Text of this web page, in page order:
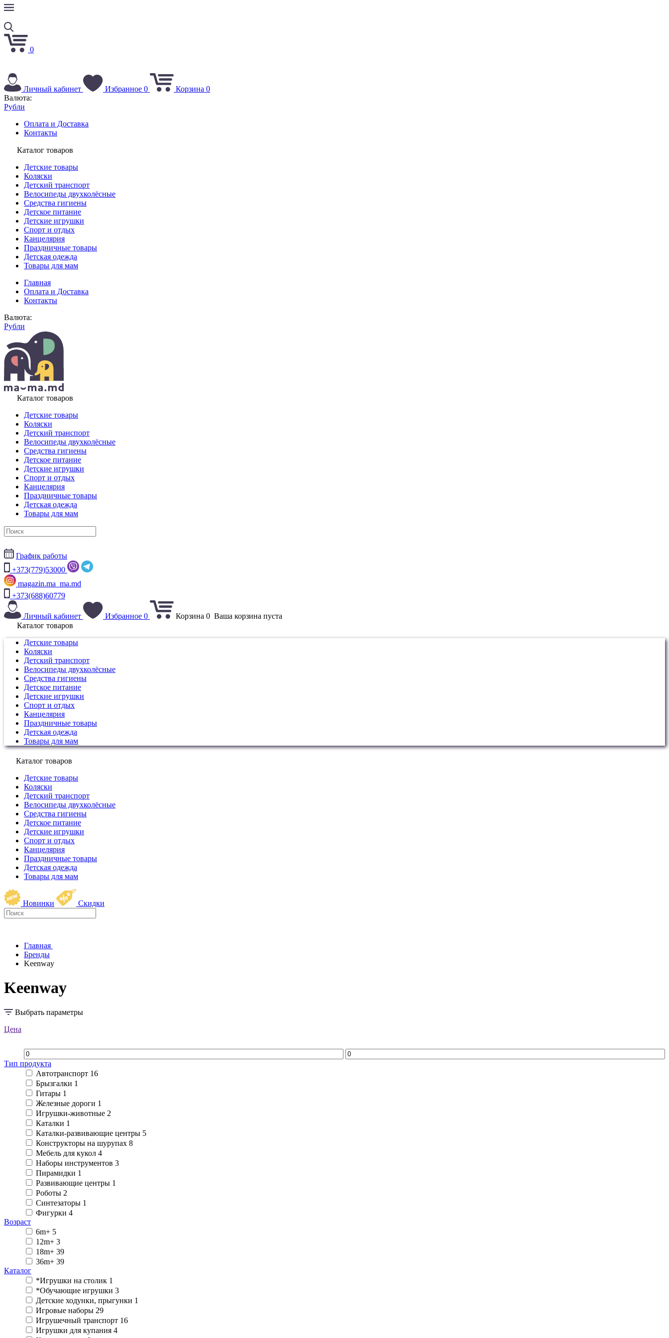
0
Личный кабинет Избранное 0 Корзина 0
Валюта:
Рубли
Оплата и Доставка
Контакты
Каталог товаров
Детские товары
Коляски
Детский транспорт
Велосипеды двухколёсные
Средства гигиены
Детское питание
Детские игрушки
Спорт и отдых
Канцелярия
Праздничные товары
Детская одежда
Товары для мам
Главная
Оплата и Доставка
Контакты
Валюта:
Рубли
Каталог товаров
Детские товары
Коляски
Детский транспорт
Велосипеды двухколёсные
Средства гигиены
Детское питание
Детские игрушки
Спорт и отдых
Канцелярия
Праздничные товары
Детская одежда
Товары для мам
График работы
+373(779)53000
magazin.ma_ma.md
+373(688)60779
Личный кабинет Избранное 0 Корзина 0 Ваша корзина пуста
Каталог товаров
Детские товары
Коляски
Детский транспорт
Велосипеды двухколёсные
Средства гигиены
Детское питание
Детские игрушки
Спорт и отдых
Канцелярия
Праздничные товары
Детская одежда
Товары для мам
Каталог товаров
Детские товары
Коляски
Детский транспорт
Велосипеды двухколёсные
Средства гигиены
Детское питание
Детские игрушки
Спорт и отдых
Канцелярия
Праздничные товары
Детская одежда
Товары для мам
Новинки Скидки
Главная
Бренды
Keenway
Keenway
Выбрать параметры
Цена
Тип продукта
Автотранспорт 16
Брызгалки 1
Гитары 1
Железные дороги 1
Игрушки-животные 2
Каталки 1
Каталки-развивающие центры 5
Конструкторы на шурупах 8
Мебель для кукол 4
Наборы инструментов 3
Пирамидки 1
Развивающие центры 1
Роботы 2
Синтезаторы 1
Фигурки 4
Возраст
6m+ 5
12m+ 3
18m+ 39
36m+ 39
Каталог
*Игрушки на столик 1
*Обучающие игрушки 3
Детские ходунки, прыгунки 1
Игровые наборы 29
Игрушечный транспорт 16
Игрушки для купания 4